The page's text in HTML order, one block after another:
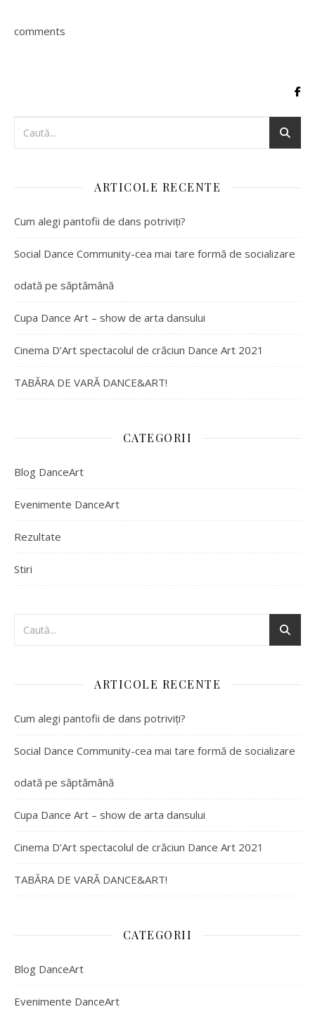
comments
ARTICOLE RECENTE
Cum alegi pantofii de dans potriviți?
Social Dance Community-cea mai tare formă de socializare
odată pe săptămână
Cupa Dance Art – show de arta dansului
Cinema D’Art spectacolul de crăciun Dance Art 2021
TABĂRA DE VARĂ DANCE&ART!
CATEGORII
Blog DanceArt
Evenimente DanceArt
Rezultate
Stiri
ARTICOLE RECENTE
Cum alegi pantofii de dans potriviți?
Social Dance Community-cea mai tare formă de socializare
odată pe săptămână
Cupa Dance Art – show de arta dansului
Cinema D’Art spectacolul de crăciun Dance Art 2021
TABĂRA DE VARĂ DANCE&ART!
CATEGORII
Blog DanceArt
Evenimente DanceArt